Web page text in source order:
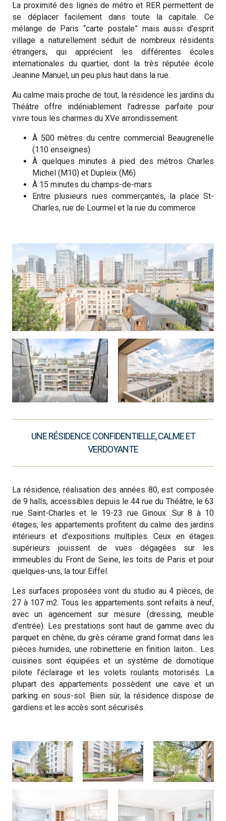
La proximité des lignes de métro et RER permettent de
se déplacer facilement dans toute la capitale. Ce
mélange de Paris “carte postale” mais aussi d’esprit
village a naturellement séduit de nombreux résidents
étrangers, qui apprécient les différentes écoles
internationales du quartier, dont la très réputée école
Jeanine Manuel, un peu plus haut dans la rue.
Au calme mais proche de tout, la résidence les jardins du
Théâtre offre indéniablement l’adresse parfaite pour
vivre tous les charmes du XVe arrondissement.
À 500 mètres du centre commercial Beaugrenelle
(110 enseignes)
À quelques minutes à pied des métros Charles
Michel (M10) et Dupleix (M6)
À 15 minutes du champs-de-mars
Entre plusieurs rues commerçantes, la place St-
Charles, rue de Lourmel et la rue du commerce
UNE RÉSIDENCE CONFIDENTIELLE, CALME ET
VERDOYANTE
La résidence, réalisation des années 80, est composée
de 9 halls, accessibles depuis le 44 rue du Théâtre, le 63
rue Saint-Charles et le 19-23 rue Ginoux. Sur 8 à 10
étages, les appartements profitent du calme des jardins
intérieurs et d’expositions multiples. Ceux en étages
supérieurs jouissent de vues dégagées sur les
immeubles du Front de Seine, les toits de Paris et pour
quelques-uns, la tour Eiffel.
Les surfaces proposées vont du studio au 4 pièces, de
27 à 107 m2. Tous les appartements sont refaits à neuf,
avec un agencement sur mesure (dressing, meuble
d’entrée). Les prestations sont haut de gamme avec du
parquet en chêne, du grès cérame grand format dans les
pièces humides, une robinetterie en finition laiton... Les
cuisines sont équipées et un système de domotique
pilote l’éclairage et les volets roulants motorisés. La
plupart des appartements possèdent une cave et un
parking en sous-sol. Bien sûr, la résidence dispose de
gardiens et les accès sont sécurisés.